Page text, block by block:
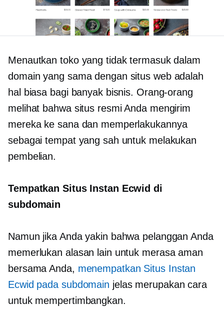
Menautkan toko yang tidak termasuk dalam
domain yang sama dengan situs web adalah
hal biasa bagi banyak bisnis. Orang-orang
melihat bahwa situs resmi Anda mengirim
mereka ke sana dan memperlakukannya
sebagai tempat yang sah untuk melakukan
pembelian.
Tempatkan Situs Instan Ecwid di
subdomain
Namun jika Anda yakin bahwa pelanggan Anda
memerlukan alasan lain untuk merasa aman
bersama Anda, menempatkan Situs Instan
Ecwid pada subdomain jelas merupakan cara
untuk mempertimbangkan.